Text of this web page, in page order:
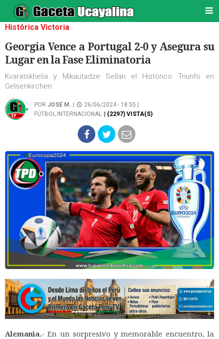
Histórica Victoria
Georgia Vence a Portugal 2-0 y Asegura su
Lugar en la Fase Eliminatoria
Kvaratskhelia y Mikautadze Sellan el Histórico Triunfo en
Gelsenkirchen.
POR JOSÉ M.
26/06/2024 - 18:55 |
FÚTBOL INTERNACIONAL
| (2297) VISTA(S)
Alemania.- En un sorpresivo y memorable encuentro, la